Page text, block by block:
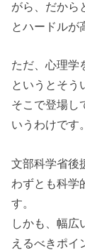
がら、だから
とハードルが
ただ、心理学
というとそう
そこで登場し
いうわけです。
文部科学省後
わずとも科学
す。
しかも、幅広
えるべきポイ